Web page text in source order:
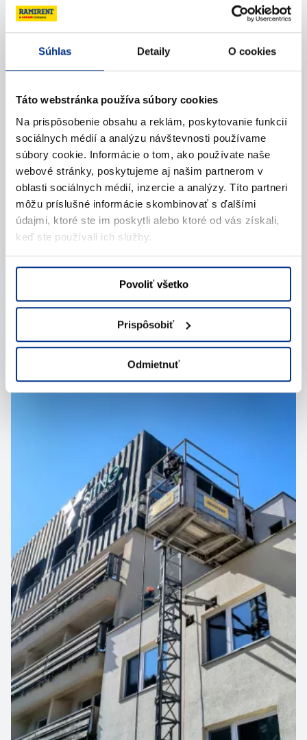
Súhlas Detaily O cookies
Táto webstránka používa súbory cookies
Na prispôsobenie obsahu a reklám, poskytovanie funkcií
sociálnych médií a analýzu návštevnosti používame
súbory cookie. Informácie o tom, ako používate naše
webové stránky, poskytujeme aj našim partnerom v
oblasti sociálnych médií, inzercie a analýzy. Títo partneri
môžu príslušné informácie skombinovať s ďalšími
údajmi, ktoré ste im poskytli alebo ktoré od vás získali,
keď ste používali ich služby.
Povoliť všetko
Prispôsobiť
Odmietnuť
01.01.2020
Matadorka Bratislava